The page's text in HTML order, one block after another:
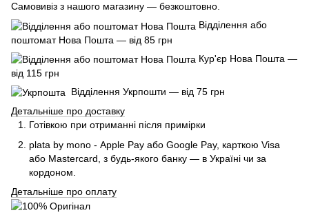
Самовивіз з нашого магазину — безкоштовно.
Відділення або
поштомат Нова Пошта — від 85 грн
Кур'єр Нова Пошта —
від 115 грн
Відділення Укрпошти — від 75 грн
Детальніше про доставку
Готівкою при отриманні після примірки
plata by mono - Apple Pay або Google Pay, карткою Visa
або Mastercard, з будь-якого банку — в Україні чи за
кордоном.
Детальніше про оплату